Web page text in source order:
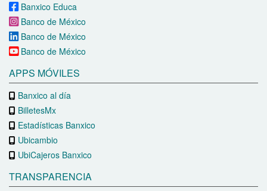
Banxico Educa
Banco de México
Banco de México
Banco de México
APPS MÓVILES
Banxico al día
BilletesMx
Estadísticas Banxico
Ubicambio
UbiCajeros Banxico
TRANSPARENCIA